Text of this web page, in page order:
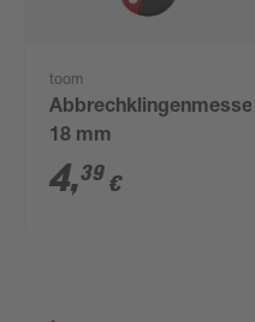
toom
Abbrechklingenmesser
18 mm
4,39 €